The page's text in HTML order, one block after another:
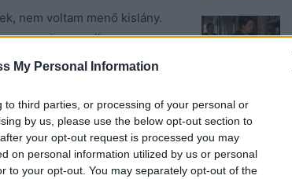
My Personal Information
third parties, or processing of your personal or
by us, please use the below opt-out section to
your opt-out request is processed you may
on personal information utilized by us or personal
to your opt-out. You may separately opt-out of the
nem voltam menő kislány.
nem estem egyik
lehetőségeket, és nem
e. Ő persze bólintott,
elől.
amik rá is